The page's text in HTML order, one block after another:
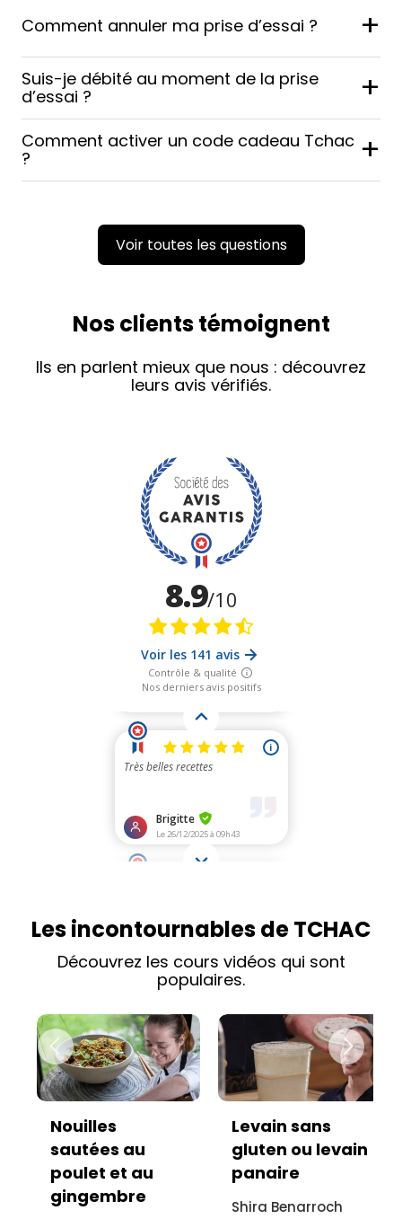
Comment annuler ma prise d’essai ? +
Suis-je débité au moment de la prise
d’essai ?
+
Comment activer un code cadeau Tchac
?
+
Voir toutes les questions
Nos clients témoignent
Ils en parlent mieux que nous : découvrez
leurs avis vérifiés.
Les incontournables de TCHAC
Découvrez les cours vidéos qui sont
populaires.
Nouilles
sautées au
poulet et au
gingembre
Levain sans
gluten ou levain
panaire
Shira Benarroch